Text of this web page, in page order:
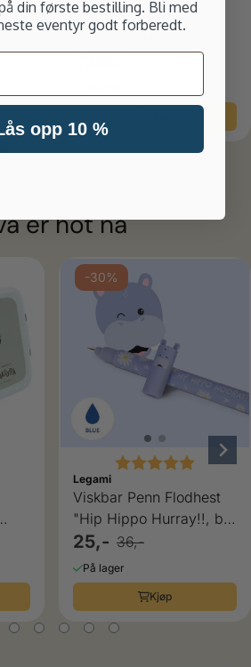
Samsonite Magnum
ECO hard stor XL
er hot nå
-30%
Karakter: 5.0 av
Legami
Viskbar Penn Flodhest
"Hip Hippo Hurray!!, blå
Legami
25,- 36,-
På lager
Kjøp
din første bestilling. Bli med
eventyr godt forberedt.
opp 10 %